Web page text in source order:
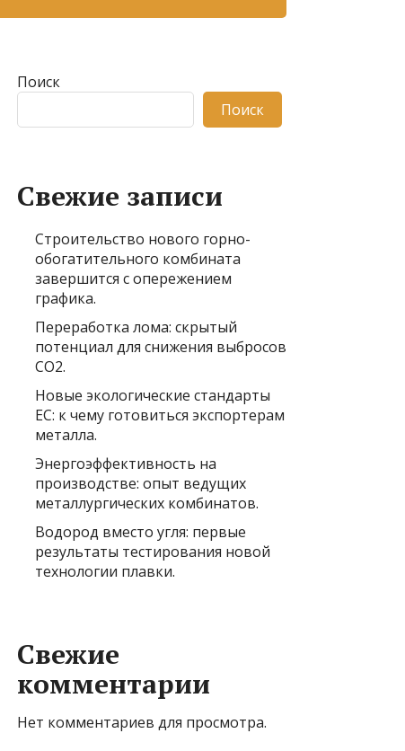
Поиск
Поиск
Свежие записи
Строительство нового горно-
обогатительного комбината
завершится с опережением
графика.
Переработка лома: скрытый
потенциал для снижения выбросов
CO2.
Новые экологические стандарты
ЕС: к чему готовиться экспортерам
металла.
Энергоэффективность на
производстве: опыт ведущих
металлургических комбинатов.
Водород вместо угля: первые
результаты тестирования новой
технологии плавки.
Свежие
комментарии
Нет комментариев для просмотра.